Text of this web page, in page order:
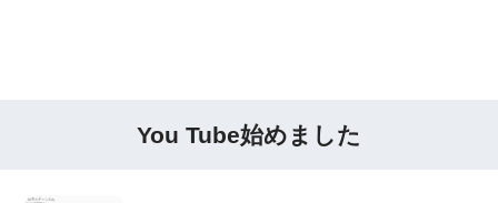
You Tube始めました